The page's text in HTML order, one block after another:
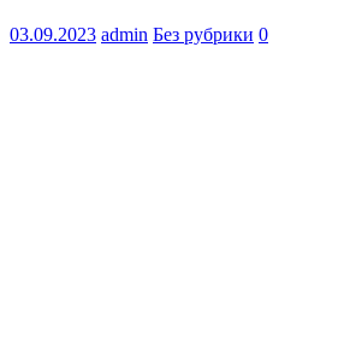
03.09.2023 admin Без рубрики 0